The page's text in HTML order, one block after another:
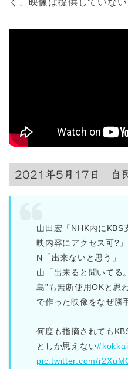
2021年5月17日 自
山田宏「NHK内にKBS
映内容にアクセス可?」
N「出来ないと思う」
山「出来ると聞いてる
島”も無断使用OKと思
で作った映像をなぜ勝
何度も指摘されても
としか思えない#kokkai
pic.twitter.com/